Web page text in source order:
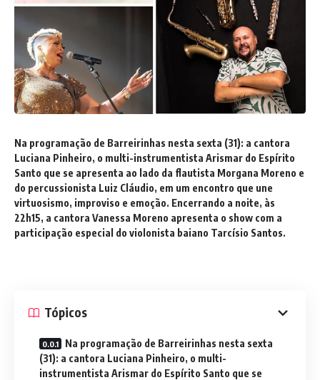
Na programação de Barreirinhas nesta sexta (31): a cantora
Luciana Pinheiro, o multi-instrumentista Arismar do Espírito
Santo que se apresenta ao lado da flautista Morgana Moreno e
do percussionista Luiz Cláudio, em um encontro que une
virtuosismo, improviso e emoção. Encerrando a noite, às
22h15, a cantora Vanessa Moreno apresenta o show com a
participação especial do violonista baiano Tarcísio Santos.
Tópicos
Na programação de Barreirinhas nesta sexta
(31): a cantora Luciana Pinheiro, o multi-
instrumentista Arismar do Espírito Santo que se